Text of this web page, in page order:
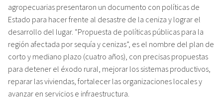
agropecuarias presentaron un documento con políticas de
Estado para hacer frente al desastre de la ceniza y lograr el
desarrollo del lugar. “Propuesta de políticas públicas para la
región afectada por sequía y cenizas”, es el nombre del plan de
corto y mediano plazo (cuatro años), con precisas propuestas
para detener el éxodo rural, mejorar los sistemas productivos,
reparar las viviendas, fortalecer las organizaciones locales y
avanzar en servicios e infraestructura.